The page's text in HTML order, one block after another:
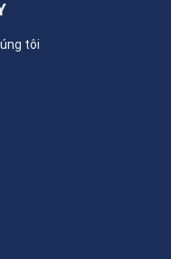
tôi